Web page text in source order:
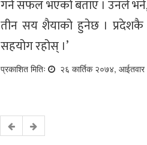
गर्न सफल भएको बताए । उनले
तीन सय शैयाको हुनेछ ।
सहयोग रहोस् ।’
प्रकाशित मितिः २६ कार्तिक २०७४,